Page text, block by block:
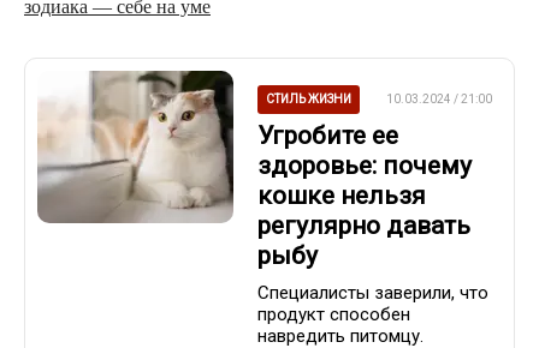
зодиака — себе на уме
СТИЛЬ ЖИЗНИ 10.03.2024 / 21:00
Угробите ее
здоровье: почему
кошке нельзя
регулярно давать
рыбу
Специалисты заверили, что
продукт способен
навредить питомцу.